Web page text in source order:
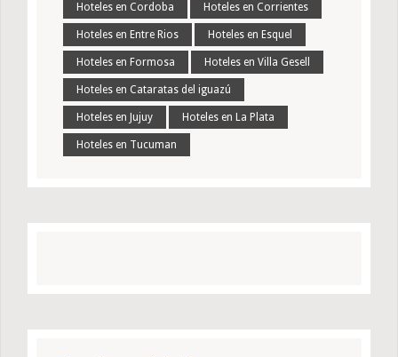
Hoteles en Cordoba Hoteles en Corrientes
Hoteles en Entre Rios Hoteles en Esquel
Hoteles en Formosa Hoteles en Villa Gesell
Hoteles en Cataratas del iguazú
Hoteles en Jujuy Hoteles en La Plata
Hoteles en Tucuman